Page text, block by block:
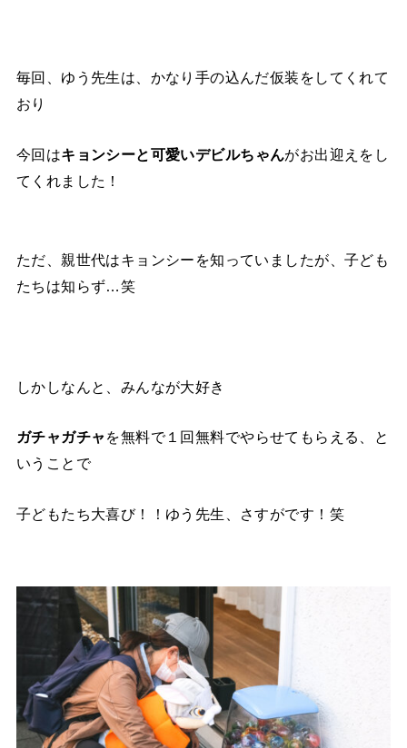
毎回、ゆう先生は、かなり手の込んだ仮装をしてくれて
おり
今回はキョンシーと可愛いデビルちゃんがお出迎えをし
てくれました！
ただ、親世代はキョンシーを知っていましたが、子ども
たちは知らず…笑
しかしなんと、みんなが大好き
ガチャガチャ を無料で１回無料でやらせてもらえる、と
いうことで
子どもたち大喜び！！ゆう先生、さすがです！笑